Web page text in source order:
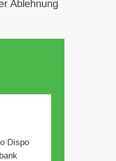
Ablehnung
Dispo